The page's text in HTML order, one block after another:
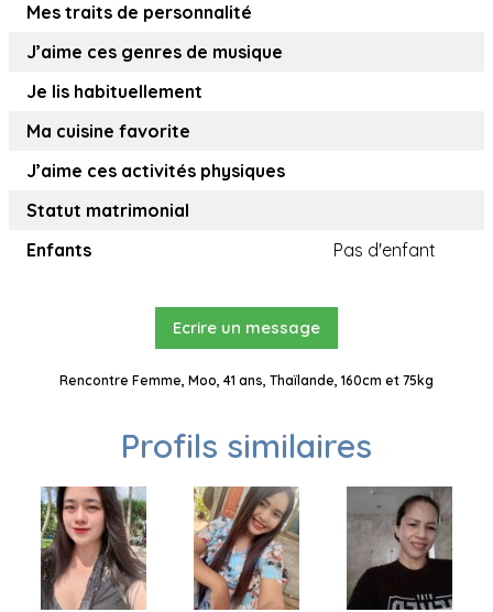
Mes traits de personnalité
J’aime ces genres de musique
Je lis habituellement
Ma cuisine favorite
J’aime ces activités physiques
Statut matrimonial
Enfants
Pas d'enfant
Ecrire un message
Rencontre Femme, Moo, 41 ans, Thaïlande, 160cm et 75kg
Profils similaires